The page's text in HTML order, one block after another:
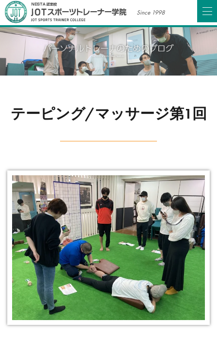
Since 1998
テーピング/マッサージ第1回